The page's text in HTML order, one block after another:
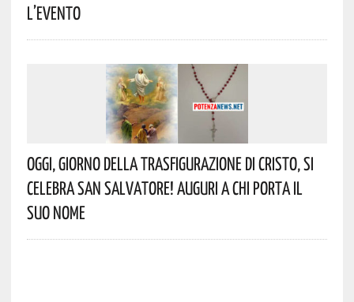
L’evento
Oggi, Giorno Della Trasfigurazione Di Cristo, Si
Celebra San Salvatore! Auguri A Chi Porta Il
Suo Nome